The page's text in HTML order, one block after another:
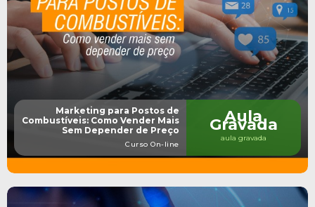
Marketing para Postos de
Combustíveis: Como Vender Mais
Sem Depender de Preço
Curso On-line
Aula
Gravada
aula gravada